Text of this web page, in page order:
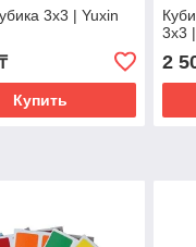
3х3 | Yuxin
Купить
3х3
2